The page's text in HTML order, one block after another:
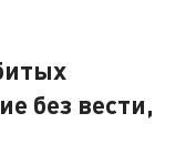
без вести,